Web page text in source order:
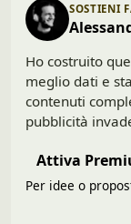
SOSTIENI
Ho costruito
meglio dati e
contenuti
pubblicità
Attiva
Per idee o